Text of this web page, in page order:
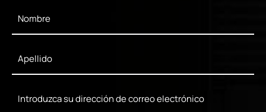
Name *
Name *
Your
Email